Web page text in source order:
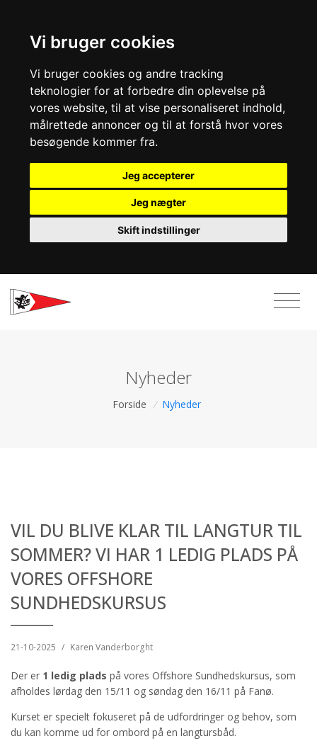
Vi bruger cookies
Vi bruger cookies og andre tracking
teknologier for at forbedre din oplevelse på
vores website, til at vise personaliseret indhold,
målrettede annoncer og til at forstå hvor vores
besøgende kommer fra.
Jeg accepterer
Jeg nægter
Skift indstillinger
Nyheder
Forside / Nyheder
VIL DU BLIVE KLAR TIL LANGTUR TIL
SOMMER? VI HAR 1 LEDIG PLADS PÅ
VORES OFFSHORE
SUNDHEDSKURSUS
21-10-2025 / Karen Vanderborght
Der er 1 ledig plads på vores Offshore Sundhedskursus, som
afholdes lørdag den 15/11 og søndag den 16/11 på Fanø.
Kurset er specielt fokuseret på de udfordringer og behov, som
du kan komme ud for ombord på en langtursbåd.